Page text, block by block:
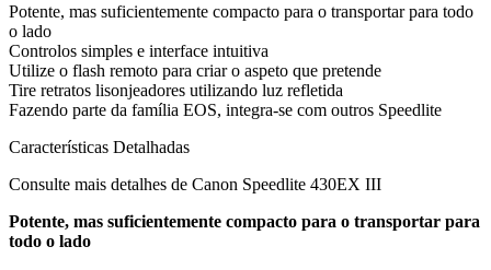
Potente, mas suficientemente compacto para o transportar para todo
o lado
Controlos simples e interface intuitiva
Utilize o flash remoto para criar o aspeto que pretende
Tire retratos lisonjeadores utilizando luz refletida
Fazendo parte da família EOS, integra-se com outros Speedlite
Características Detalhadas
Consulte mais detalhes de Canon Speedlite 430EX III
Potente, mas suficientemente compacto para o transportar para
todo o lado